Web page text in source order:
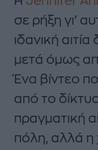
σε ρήξη γι’
ιδανική
μετά όμως
Ένα βίντεο
από το
πραγματική
πόλη, αλλά η